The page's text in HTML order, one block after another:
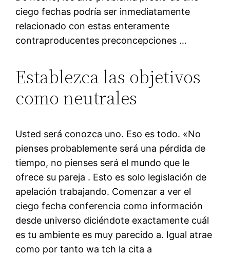
ciego fechas podría ser inmediatamente
relacionado con estas enteramente
contraproducentes preconcepciones …
Establezca las objetivos
como neutrales
Usted será conozca uno. Eso es todo. «No
pienses probablemente será una pérdida de
tiempo, no pienses será el mundo que le
ofrece su pareja . Esto es solo legislación de
apelación trabajando. Comenzar a ver el
ciego fecha conferencia como información
desde universo diciéndote exactamente cuál
es tu ambiente es muy parecido a. Igual atrae
como por tanto wa tch la cita a